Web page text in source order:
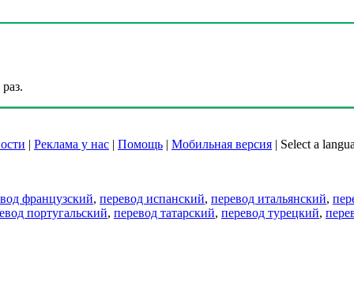
| Реклама у нас | Помощь | Мобильная версия | Select a
французский, перевод испанский, перевод итальянский,
португальский, перевод татарский, перевод турецкий,